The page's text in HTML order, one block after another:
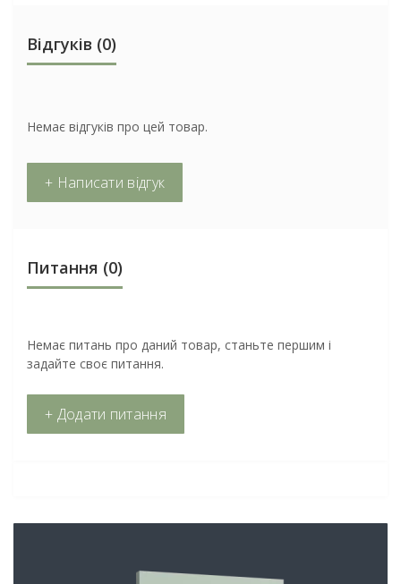
Відгуків (0)
Немає відгуків про цей товар.
+ Написати відгук
Питання (0)
Немає питань про даний товар, станьте першим і
задайте своє питання.
+ Додати питання